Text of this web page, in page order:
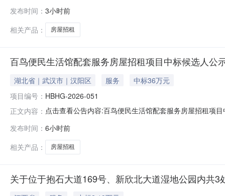
目名称江西航天汇通特种装备公司第二批房屋整体招租
地产中介服务有限公
发布时间： 3小时前
相关产品：
房屋招租
百鸟便民生活馆配套服务房屋招租项目中标候选人公
湖北省｜武汉市｜汉阳区 服务
中标36万元
项目编号： HBHG-2026-051
正文内容： 点击查看公告内容:百鸟便民生活馆配套服务房屋招租项
发布时间： 6小时前
相关产品：
房屋招租
关于位于抱石大道169号、新欣北大道湿地公园内共